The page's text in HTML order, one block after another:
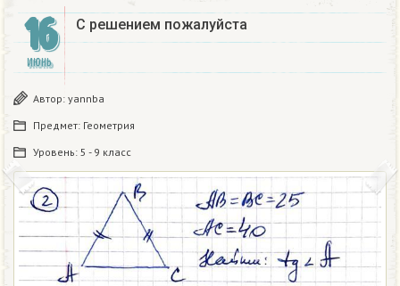
16
ИЮНЬ
С решением пожалуйста
Автор: yannba
Предмет: Геометрия
Уровень: 5 - 9 класс